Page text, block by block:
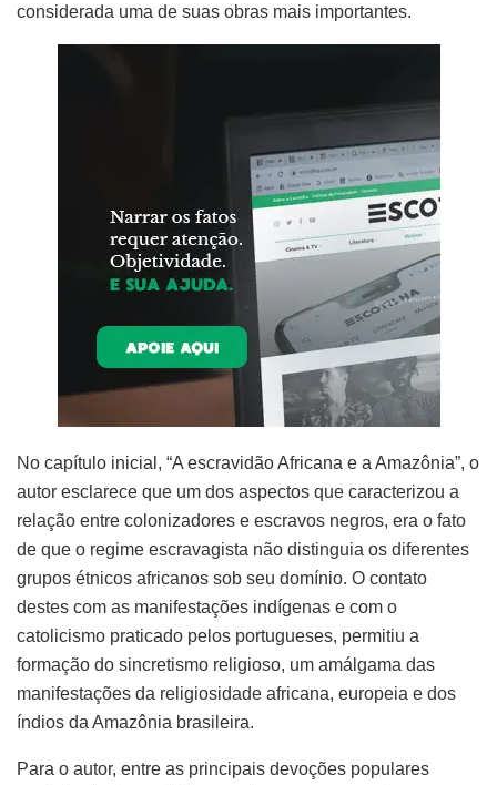
considerada uma de suas obras mais importantes.
No capítulo inicial, “A escravidão Africana e a Amazônia”, o
autor esclarece que um dos aspectos que caracterizou a
relação entre colonizadores e escravos negros, era o fato
de que o regime escravagista não distinguia os diferentes
grupos étnicos africanos sob seu domínio. O contato
destes com as manifestações indígenas e com o
catolicismo praticado pelos portugueses, permitiu a
formação do sincretismo religioso, um amálgama das
manifestações da religiosidade africana, europeia e dos
índios da Amazônia brasileira.
Para o autor, entre as principais devoções populares